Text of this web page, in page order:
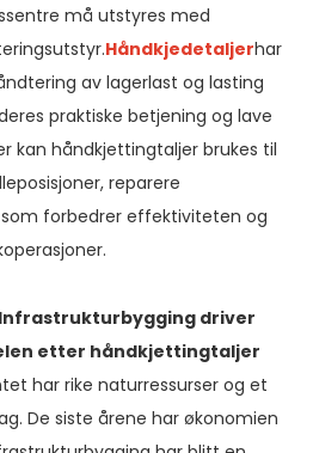
må utstyres med
Håndkjedetaljerhar
av lagerlast og lasting
praktiske betjening og lave
kan håndkjettingtaljer brukes til
reparere
forbedrer effektiviteten og
driver
etter håndkjettingtaljer
har rike naturressurser og et
De siste årene har økonomien